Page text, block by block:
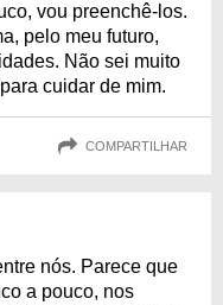
vou preenchê-los.
pelo meu futuro,
Não sei muito
cuidar de mim.
COMPARTILHAR
nós. Parece que
a pouco, nos